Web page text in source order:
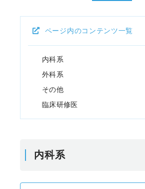
ページ内のコンテンツ一覧
内科系
外科系
その他
臨床研修医
内科系